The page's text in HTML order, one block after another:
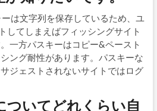
は文字列を保存しているため、ユ
してしまえばフィッシングサイト
一方パスキーはコピー&ペースト
ング耐性があります。パスキーな
ジェストされないサイトではログ
ついてどれくらい自